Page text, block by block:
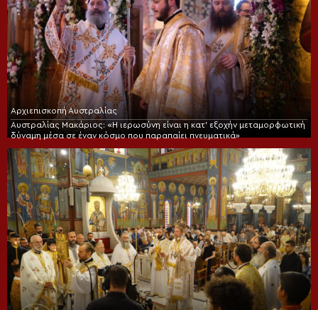
Αρχιεπισκοπή Αυστραλίας
Αυστραλίας Μακάριος: «Η ιερωσύνη είναι η κατ’ εξοχήν μεταμορφωτική
δύναμη μέσα σε έναν κόσμο που παραπαίει πνευματικά»